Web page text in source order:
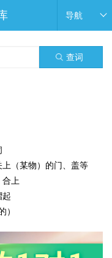
导航
查词
（某物）的门、盖等
合上
起
）